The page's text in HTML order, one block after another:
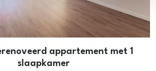
appartement met 1
slaapkamer